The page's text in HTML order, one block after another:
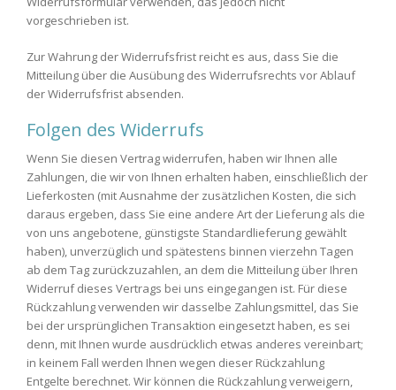
vorgeschrieben ist.
Zur Wahrung der Widerrufsfrist reicht es aus, dass Sie die
Mitteilung über die Ausübung des Widerrufsrechts vor Ablauf
der Widerrufsfrist absenden.
Folgen des Widerrufs
Wenn Sie diesen Vertrag widerrufen, haben wir Ihnen alle
Zahlungen, die wir von Ihnen erhalten haben, einschließlich der
Lieferkosten (mit Ausnahme der zusätzlichen Kosten, die sich
daraus ergeben, dass Sie eine andere Art der Lieferung als die
von uns angebotene, günstigste Standardlieferung gewählt
haben), unverzüglich und spätestens binnen vierzehn Tagen
ab dem Tag zurückzuzahlen, an dem die Mitteilung über Ihren
Widerruf dieses Vertrags bei uns eingegangen ist. Für diese
Rückzahlung verwenden wir dasselbe Zahlungsmittel, das Sie
bei der ursprünglichen Transaktion eingesetzt haben, es sei
denn, mit Ihnen wurde ausdrücklich etwas anderes vereinbart;
in keinem Fall werden Ihnen wegen dieser Rückzahlung
Entgelte berechnet. Wir können die Rückzahlung verweigern,